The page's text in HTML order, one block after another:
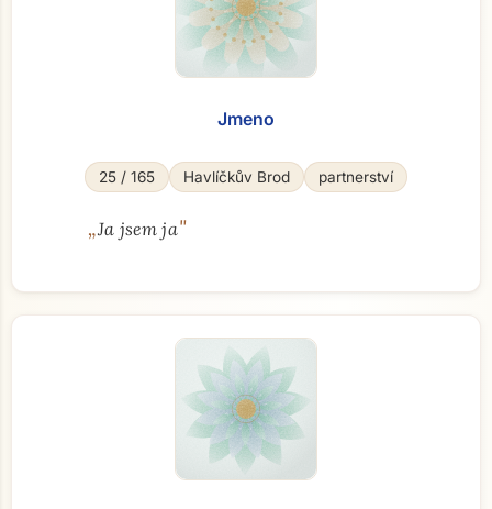
Jmeno
25 / 165 Havlíčkův Brod partnerství
„Ja jsem ja"